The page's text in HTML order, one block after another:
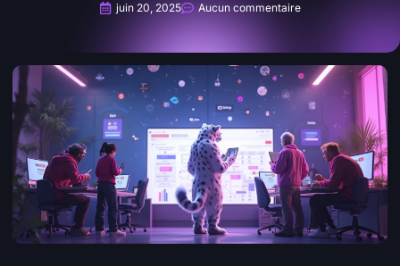
juin 20, 2025 Aucun commentaire